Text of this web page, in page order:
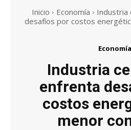
Inicio Economía
Industria
desafíos por costos
Economía
Industria
enfrenta
costos
menor